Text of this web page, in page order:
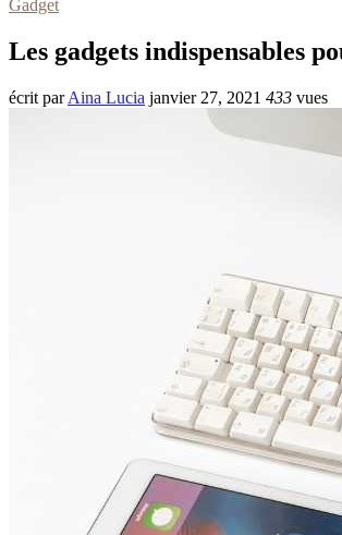
Gadget
Les gadgets indispensables
écrit parAina Lucia janvier 27, 2021 433 vues